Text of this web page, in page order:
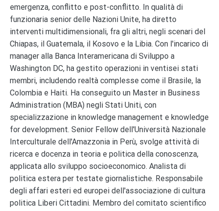
emergenza, conflitto e post-conflitto. In qualità di
funzionaria senior delle Nazioni Unite, ha diretto
interventi multidimensionali, fra gli altri, negli scenari del
Chiapas, il Guatemala, il Kosovo e la Libia. Con l'incarico di
manager alla Banca Interamericana di Sviluppo a
Washington DC, ha gestito operazioni in ventisei stati
membri, includendo realtà complesse come il Brasile, la
Colombia e Haiti. Ha conseguito un Master in Business
Administration (MBA) negli Stati Uniti, con
specializzazione in knowledge management e knowledge
for development. Senior Fellow dell'Università Nazionale
Interculturale dell'Amazzonia in Perù, svolge attività di
ricerca e docenza in teoria e politica della conoscenza,
applicata allo sviluppo socioeconomico. Analista di
politica estera per testate giornalistiche. Responsabile
degli affari esteri ed europei dell'associazione di cultura
politica Liberi Cittadini. Membro del comitato scientifico